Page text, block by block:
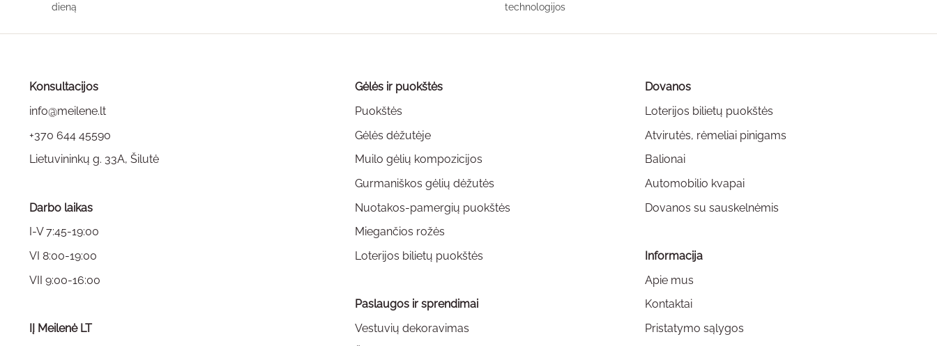
product
be
chosen
product
page
dieną
technologijos
Konsultacijos
info@meilene.lt
+370 644 45590
Lietuvininkų g. 33A, Šilutė
Darbo laikas
I-V 7:45-19:00
VI 8:00-19:00
VII 9:00-16:00
IĮ Meilenė LT
Gėlės ir puokštės
Puokštės
Gėlės dėžutėje
Muilo gėlių kompozicijos
Gurmaniškos gėlių dėžutės
Nuotakos-pamergių puokštės
Miegančios rožės
Loterijos bilietų puokštės
Paslaugos ir sprendimai
Vestuvių dekoravimas
Dovanos
Loterijos bilietų puokštės
Atvirutės, rėmeliai pinigams
Balionai
Automobilio kvapai
Dovanos su sauskelnėmis
Informacija
Apie mus
Kontaktai
Pristatymo sąlygos